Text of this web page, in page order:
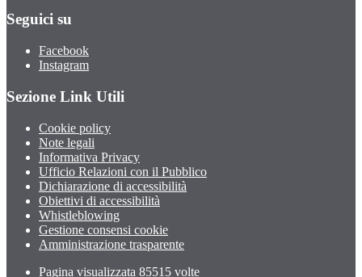
Seguici su
Facebook
Instagram
Sezione Link Utili
Cookie policy
Note legali
Informativa Privacy
Ufficio Relazioni con il Pubblico
Dichiarazione di accessibilità
Obiettivi di accessibilità
Whistleblowing
Gestione consensi cookie
Amministrazione trasparente
Pagina visualizzata 85515 volte